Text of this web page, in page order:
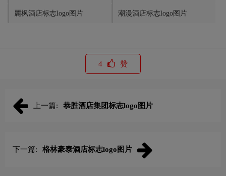
麗枫酒店标志logo图片 潮漫酒店标志logo图片
4 赞
上一篇: 恭胜酒店集团标志logo图片
下一篇: 格林豪泰酒店标志logo图片